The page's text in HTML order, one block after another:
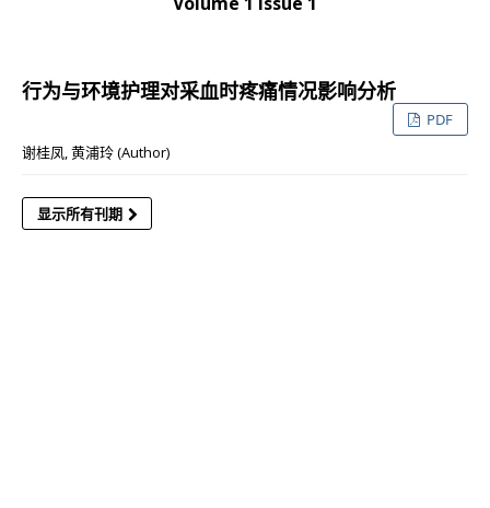
行为与环境护理对采血时疼痛情况影响分析
PDF
谢桂凤, 黄浦玲 (Author)
显示所有刊期